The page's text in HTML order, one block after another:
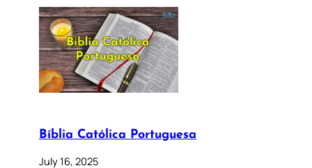
Bíblia Católica Portuguesa
July 16, 2025